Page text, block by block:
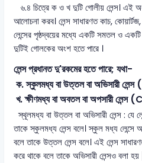
৬.৪ চিত্রে ক ও খ দুটি গোলীয় লেন্স। এই
আলোচনা করব। লেন্স সাধারণত কাচ, কোয়ার্টজ,
লেন্সের পৃষ্ঠদ্বয়ের মধ্যে একটি সমতল ও
দুটিই গোলকের অংশ হতে পারে ।
লেন্স প্রধানত দু'রকমের হতে পারে; যথা-
ক. স্কুলমধ্য বা উত্তল বা অভিসারী
খ. ক্ষীণমধ্য বা অবতল বা অপসারী
স্থূলমধ্য বা উত্তল বা অভিসারী লেন্স : যে
তাকে স্কুলমধ্য লেন্স বলে। স্কুল মধ্য
বলে তাকে উত্তল লেন্স বলে। এই লেন্স
করে থাকে বলে তাকে অভিসারী লেন্সও বলা